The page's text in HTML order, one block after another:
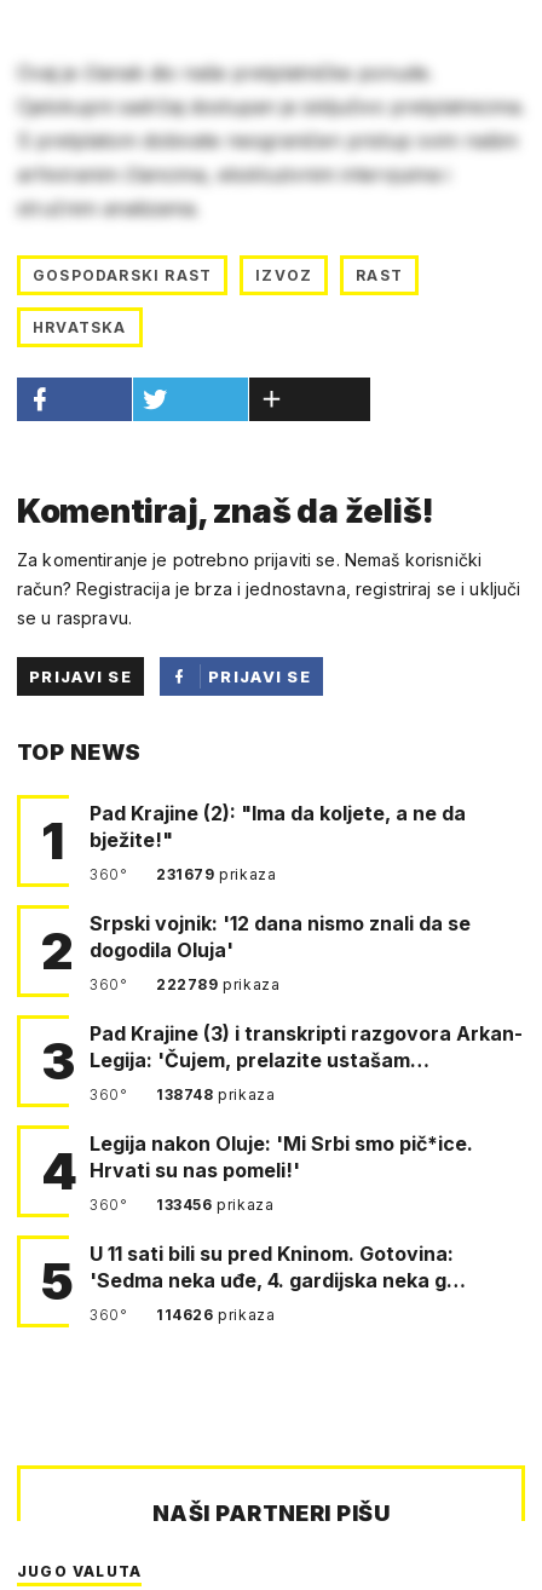
Ovaj je članak dio naše pretplatničke ponude.
Cjelokupni sadržaj dostupan je isključivo pretplatnicima.
S pretplatom dobivate neograničen pristup svim našim
arhiviranim člancima, ekskluzivnim intervjuima i
stručnim analizama.
GOSPODARSKI RAST IZVOZ RAST
HRVATSKA
Komentiraj, znaš da želiš!
Za komentiranje je potrebno prijaviti se. Nemaš korisnički
račun? Registracija je brza i jednostavna, registriraj se i uključi
se u raspravu.
PRIJAVI SE
PRIJAVI SE
TOP NEWS
1
Pad Krajine (2): "Ima da koljete, a ne da
bježite!"
360° 231679prikaza
2
Srpski vojnik: '12 dana nismo znali da se
dogodila Oluja'
360° 222789prikaza
3
Pad Krajine (3) i transkripti razgovora Arkan-
Legija: 'Čujem, prelazite ustašam…
360° 138748prikaza
4 Legija nakon Oluje: 'Mi Srbi smo pič*ice.
Hrvati su nas pomeli!'
360° 133456prikaza
5
U 11 sati bili su pred Kninom. Gotovina:
'Sedma neka uđe, 4. gardijska neka g…
360° 114626prikaza
NAŠI PARTNERI PIŠU
JUGO VALUTA